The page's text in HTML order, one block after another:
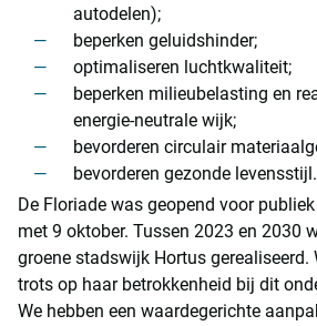
autodelen);
beperken geluidshinder;
optimaliseren luchtkwaliteit;
beperken milieubelasting en
energie-neutrale wijk;
bevorderen circulair
bevorderen gezonde levensstijl.
De Floriade was geopend voor
met 9 oktober. Tussen 2023 en 2030
groene stadswijk Hortus gerealiseerd.
trots op haar betrokkenheid bij dit
We hebben een waardegerichte